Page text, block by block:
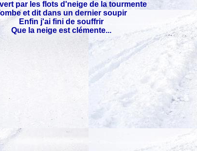
par les flots d'neige de la tourmente
et dit dans un dernier soupir
Enfin j'ai fini de souffrir
Que la neige est clémente...